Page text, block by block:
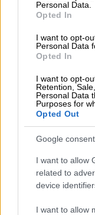
Personal Data.
Opted In
I want to opt-
Personal Data
Opted In
I want to opt-
Retention,
Personal Data
Purposes for
Opted Out
Google
I want to allow
related to
device
I want to allow
Schmidt
δημοσιότητα
επιστήμονες
Όπως
νεαρό
είδους ήταν
φτάσει και τα
βάθος 600
Ωκεανό τον
Νότια